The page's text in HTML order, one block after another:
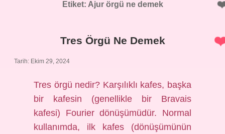
Etiket: Ajur örgü ne demek
Tres Örgü Ne Demek
Tarih: Ekim 29, 2024
Tres örgü nedir? Karşılıklı kafes, başka
bir kafesin (genellikle bir Bravais
kafesi) Fourier dönüşümüdür. Normal
kullanımda, ilk kafes (dönüşümünün